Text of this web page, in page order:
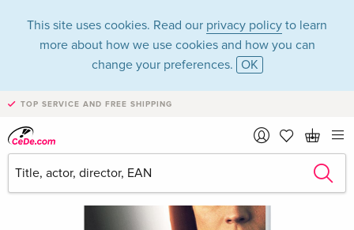
This site uses cookies. Read our privacy policy to learn
more about how we use cookies and how you can
change your preferences. OK
TOP SERVICE AND FREE SHIPPING